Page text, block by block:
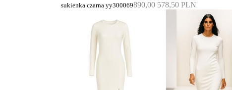
sukienka czarna yy300069890,00 578,50 PLN